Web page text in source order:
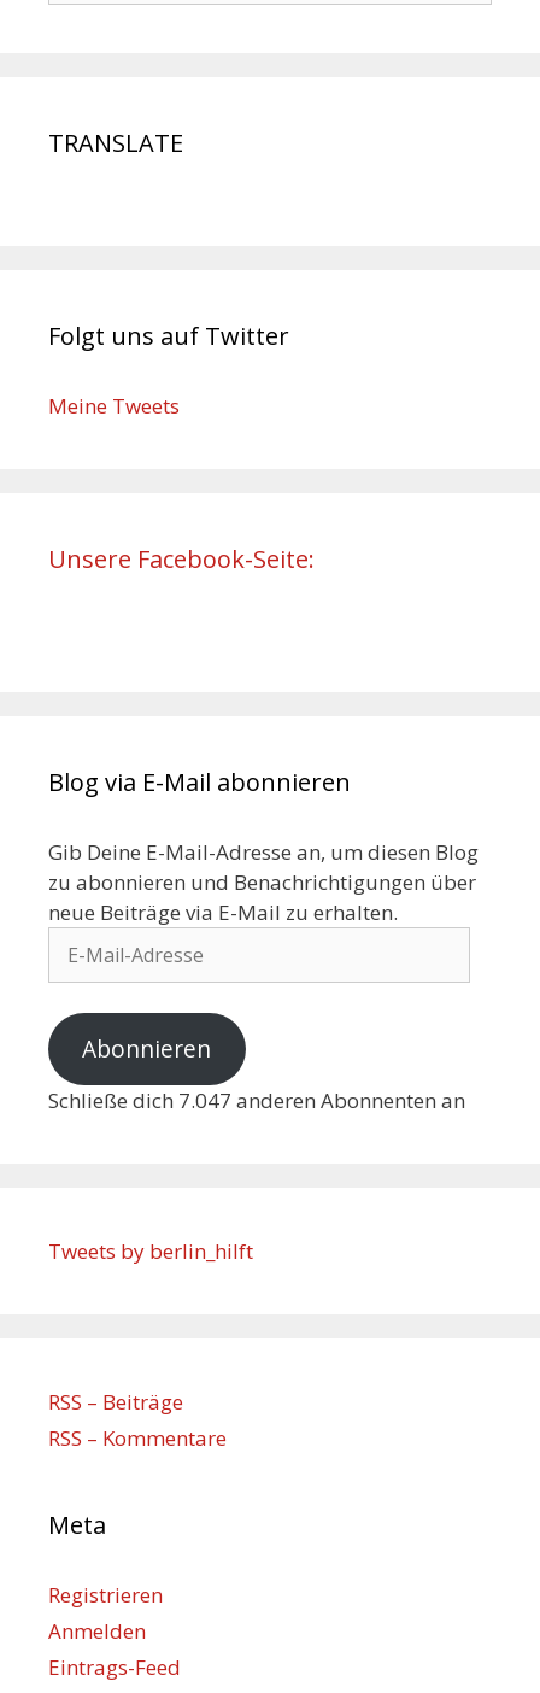
TRANSLATE
Folgt uns auf Twitter
Meine Tweets
Unsere Facebook-Seite:
Blog via E-Mail abonnieren
Gib Deine E-Mail-Adresse an, um diesen Blog
zu abonnieren und Benachrichtigungen über
neue Beiträge via E-Mail zu erhalten.
Abonnieren
Schließe dich 7.047 anderen Abonnenten an
Tweets by berlin_hilft
RSS – Beiträge
RSS – Kommentare
Meta
Registrieren
Anmelden
Eintrags-Feed